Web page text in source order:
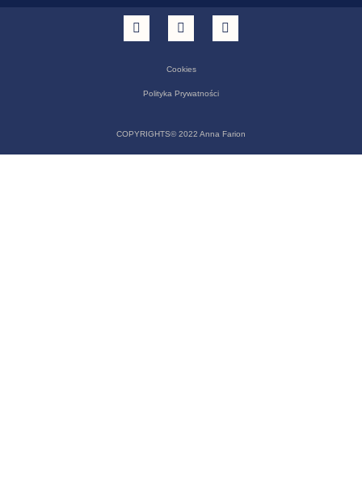
COPYRIGHTS© 2022 Anna Farion
Polityka Prywatności
Cookies